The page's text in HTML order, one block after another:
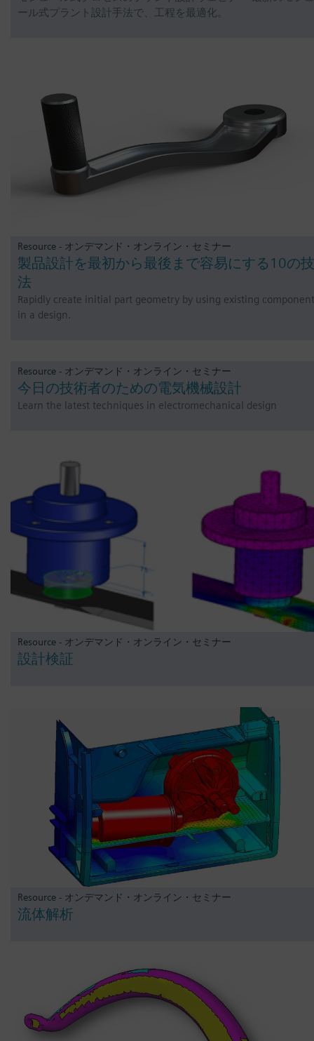
ール式プラント設計手法で、工程を最適化。
Resource - オンデマンド・オンライン・セミナー
製品設計を最初から最後まで容易にする10の技
法
Rapidly create initial part geometry by using existing
in a design.
Resource - オンデマンド・オンライン・セミナー
今日の技術者のための電気機械設計
Learn the latest techniques in electromechanical design
Resource - オンデマンド・オンライン・セミナー
設計検証
Resource - オンデマンド・オンライン・セミナー
流体解析